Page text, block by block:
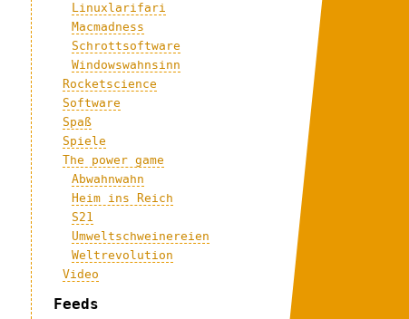
Linuxlarifari
Macmadness
Schrottsoftware
Windowswahnsinn
Rocketscience
Software
Spaß
Spiele
The power game
Abwahnwahn
Heim ins Reich
S21
Umweltschweinereien
Weltrevolution
Video
Feeds